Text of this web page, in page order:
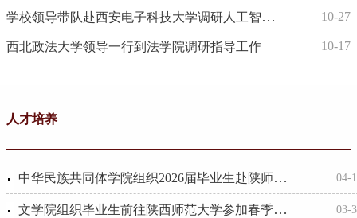
学校领导带队赴西安电子科技大学调研人工智能与教育教学融合工作 10-27
西北政法大学领导一行到法学院调研指导工作 10-17
人才培养
中华民族共同体学院组织2026届毕业生赴陕师大参加招聘会 04-
文学院组织毕业生前往陕西师范大学参加春季大型招聘会 03-